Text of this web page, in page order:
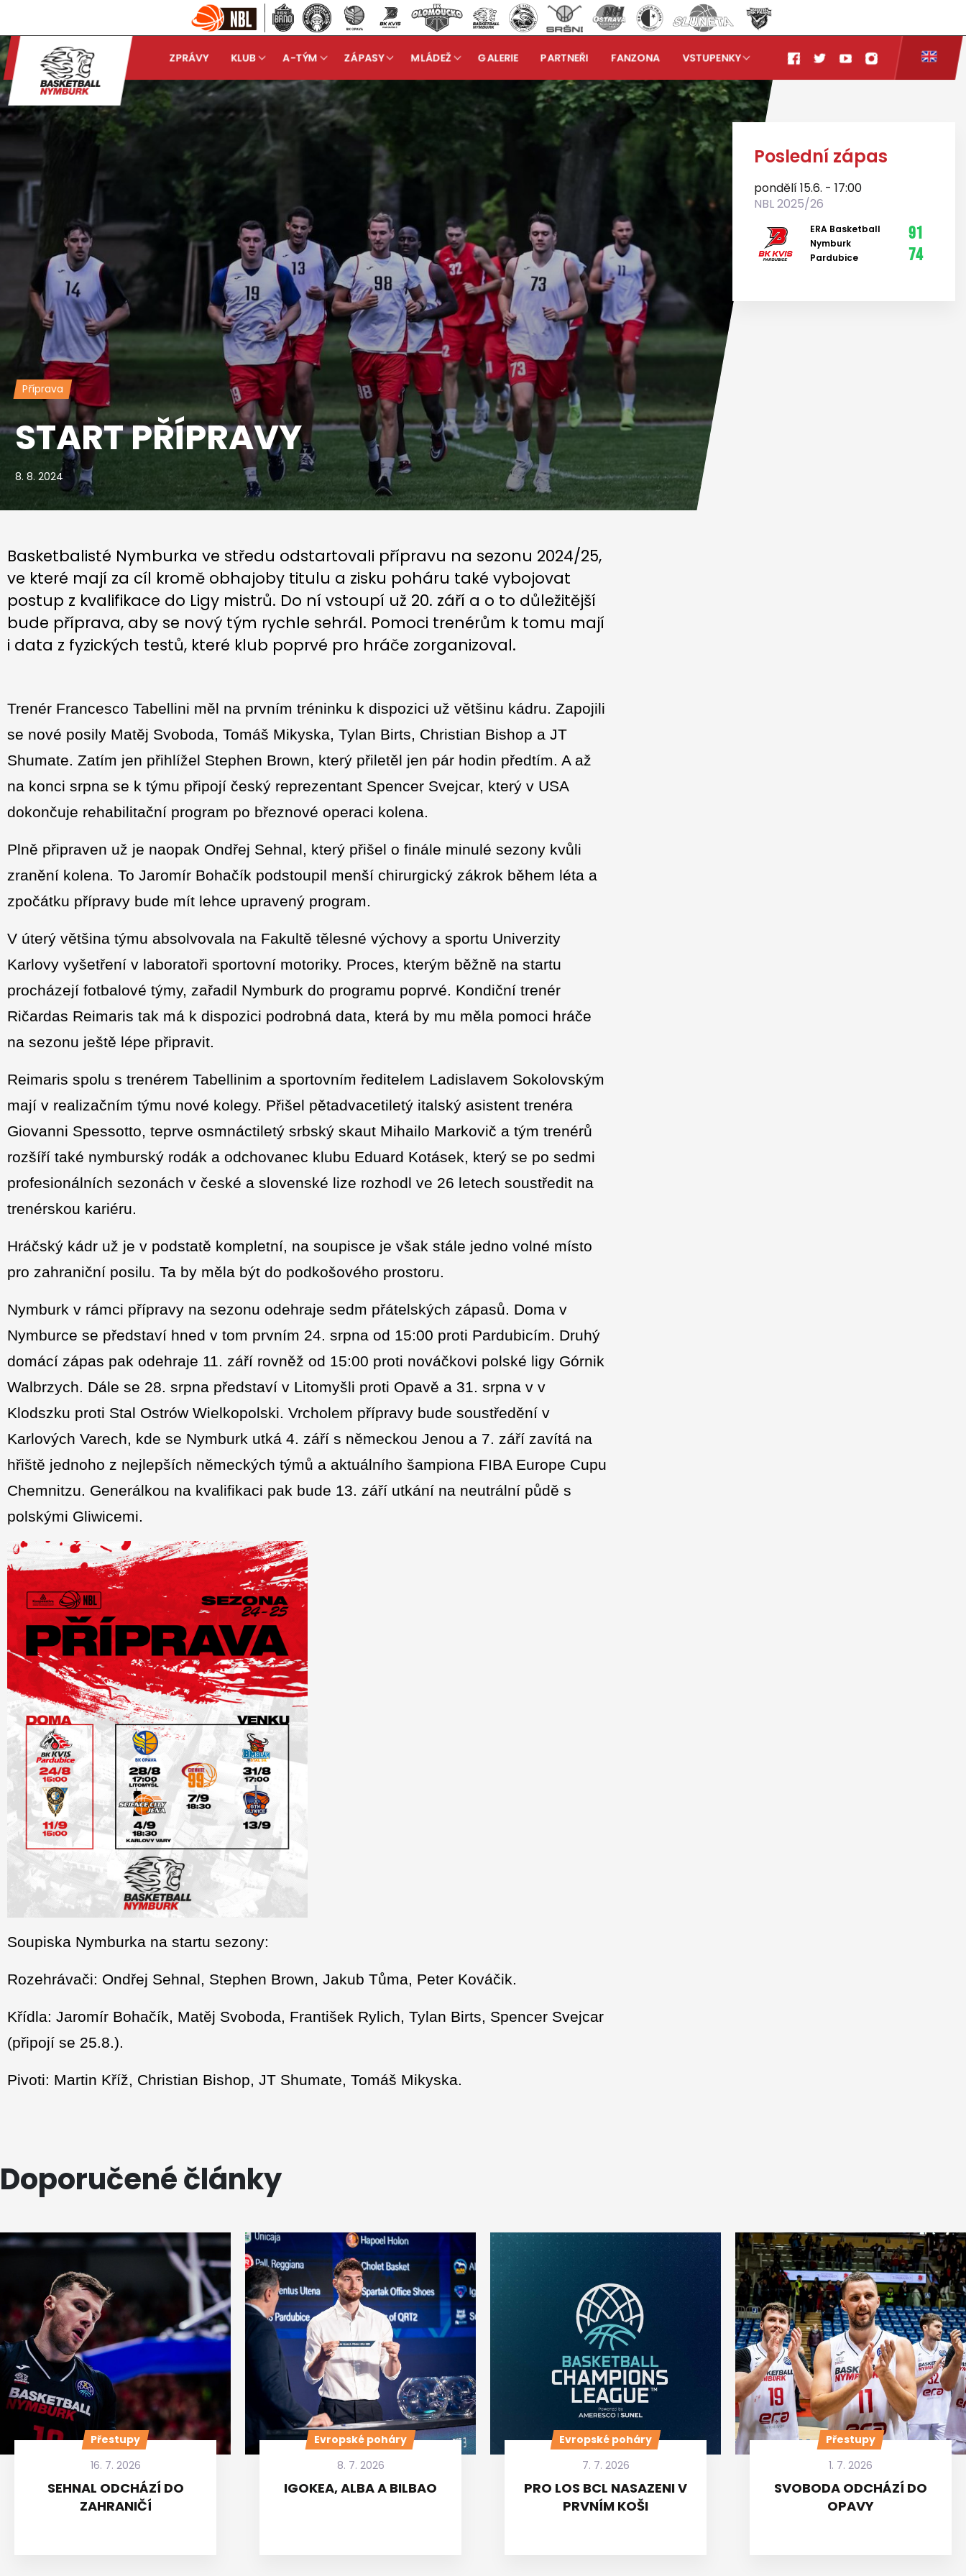
ZPRÁVY KLUB A-TÝM ZÁPASY MLÁDEŽ GALERIE PARTNEŘI FANZONA VSTUPENKY
Příprava
START PŘÍPRAVY
8. 8. 2024
Basketbalisté Nymburka ve středu odstartovali přípravu na sezonu 2024/25,
ve které mají za cíl kromě obhajoby titulu a zisku poháru také vybojovat
postup z kvalifikace do Ligy mistrů. Do ní vstoupí už 20. září a o to důležitější
bude příprava, aby se nový tým rychle sehrál. Pomoci trenérům k tomu mají
i data z fyzických testů, které klub poprvé pro hráče zorganizoval.
Trenér Francesco Tabellini měl na prvním tréninku k dispozici už většinu kádru. Zapojili
se nové posily Matěj Svoboda, Tomáš Mikyska, Tylan Birts, Christian Bishop a JT
Shumate. Zatím jen přihlížel Stephen Brown, který přiletěl jen pár hodin předtím. A až
na konci srpna se k týmu připojí český reprezentant Spencer Svejcar, který v USA
dokončuje rehabilitační program po březnové operaci kolena.
Plně připraven už je naopak Ondřej Sehnal, který přišel o finále minulé sezony kvůli
zranění kolena. To Jaromír Bohačík podstoupil menší chirurgický zákrok během léta a
zpočátku přípravy bude mít lehce upravený program.
V úterý většina týmu absolvovala na Fakultě tělesné výchovy a sportu Univerzity
Karlovy vyšetření v laboratoři sportovní motoriky. Proces, kterým běžně na startu
procházejí fotbalové týmy, zařadil Nymburk do programu poprvé. Kondiční trenér
Ričardas Reimaris tak má k dispozici podrobná data, která by mu měla pomoci hráče
na sezonu ještě lépe připravit.
Reimaris spolu s trenérem Tabellinim a sportovním ředitelem Ladislavem Sokolovským
mají v realizačním týmu nové kolegy. Přišel pětadvacetiletý italský asistent trenéra
Giovanni Spessotto, teprve osmnáctiletý srbský skaut Mihailo Markovič a tým trenérů
rozšíří také nymburský rodák a odchovanec klubu Eduard Kotásek, který se po sedmi
profesionálních sezonách v české a slovenské lize rozhodl ve 26 letech soustředit na
trenérskou kariéru.
Hráčský kádr už je v podstatě kompletní, na soupisce je však stále jedno volné místo
pro zahraniční posilu. Ta by měla být do podkošového prostoru.
Nymburk v rámci přípravy na sezonu odehraje sedm přátelských zápasů. Doma v
Nymburce se představí hned v tom prvním 24. srpna od 15:00 proti Pardubicím. Druhý
domácí zápas pak odehraje 11. září rovněž od 15:00 proti nováčkovi polské ligy Górnik
Walbrzych. Dále se 28. srpna představí v Litomyšli proti Opavě a 31. srpna v v
Klodszku proti Stal Ostrów Wielkopolski. Vrcholem přípravy bude soustředění v
Karlových Varech, kde se Nymburk utká 4. září s německou Jenou a 7. září zavítá na
hřiště jednoho z nejlepších německých týmů a aktuálního šampiona FIBA Europe Cupu
Chemnitzu. Generálkou na kvalifikaci pak bude 13. září utkání na neutrální půdě s
polskými Gliwicemi.
Soupiska Nymburka na startu sezony:
Rozehrávači: Ondřej Sehnal, Stephen Brown, Jakub Tůma, Peter Kováčik.
Křídla: Jaromír Bohačík, Matěj Svoboda, František Rylich, Tylan Birts, Spencer Svejcar
(připojí se 25.8.).
Pivoti: Martin Kříž, Christian Bishop, JT Shumate, Tomáš Mikyska.
Poslední zápas
pondělí 15.6. - 17:00
NBL 2025/26
ERA Basketball
Nymburk
Pardubice
91
74
Doporučené články
Přestupy
16. 7. 2026
SEHNAL ODCHÁZÍ DO
ZAHRANIČÍ
Evropské poháry
8. 7. 2026
IGOKEA, ALBA A BILBAO
Evropské poháry
7. 7. 2026
PRO LOS BCL NASAZENI V
PRVNÍM KOŠI
Přestupy
1. 7. 2026
SVOBODA ODCHÁZÍ DO
OPAVY